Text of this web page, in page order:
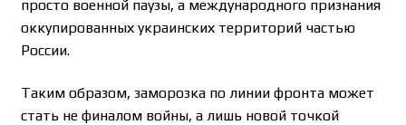
просто военной паузы, а международного признания
оккупированных украинских территорий частью
России.
Таким образом, заморозка по линии фронта может
стать не финалом войны, а лишь новой точкой